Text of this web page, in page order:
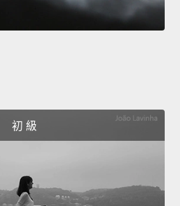
初 級